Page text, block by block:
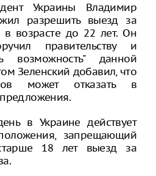
Украины Владимир
разрешить выезд за
возрасте до 22 лет. Он
правительству и
возможность" данной
Зеленский добавил, что
может отказать в
в Украине действует
запрещающий
18 лет выезд за